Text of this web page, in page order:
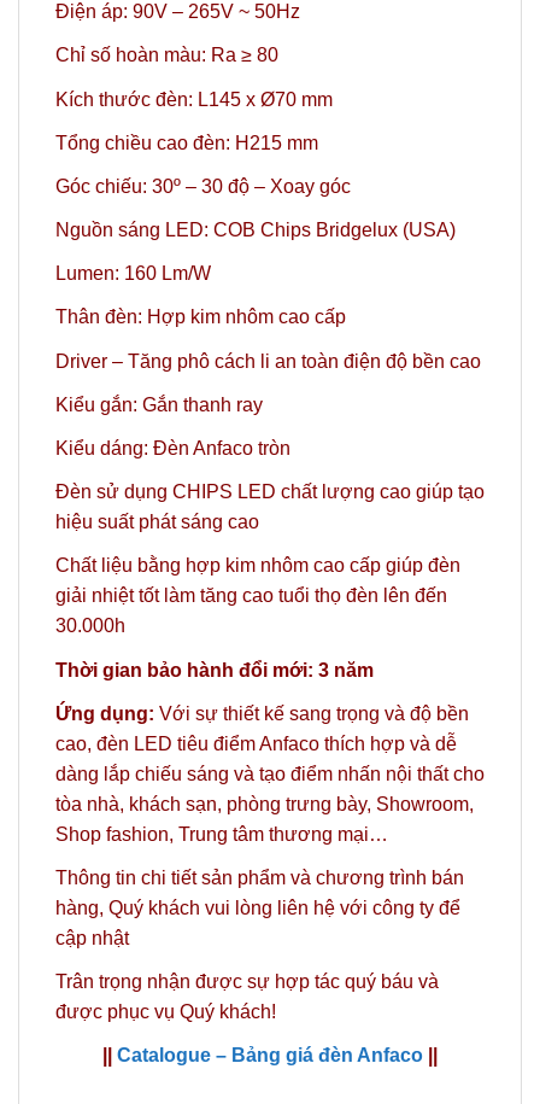
Điện áp: 90V – 265V ~ 50Hz
Chỉ số hoàn màu: Ra ≥ 80
Kích thước đèn: L145 x Ø70 mm
Tổng chiều cao đèn: H215 mm
Góc chiếu: 30º – 30 độ – Xoay góc
Nguồn sáng LED: COB Chips Bridgelux (USA)
Lumen: 160 Lm/W
Thân đèn: Hợp kim nhôm cao cấp
Driver – Tăng phô cách li an toàn điện độ bền cao
Kiểu gắn: Gắn thanh ray
Kiểu dáng: Đèn Anfaco tròn
Đèn sử dụng CHIPS LED chất lượng cao giúp tạo
hiệu suất phát sáng cao
Chất liệu bằng hợp kim nhôm cao cấp giúp đèn
giải nhiệt tốt làm tăng cao tuổi thọ đèn lên đến
30.000h
Thời gian bảo hành đổi mới: 3 năm
Ứng dụng: Với sự thiết kế sang trọng và độ bền
cao, đèn LED tiêu điểm Anfaco thích hợp và dễ
dàng lắp chiếu sáng và tạo điểm nhấn nội thất cho
tòa nhà, khách sạn, phòng trưng bày, Showroom,
Shop fashion, Trung tâm thương mại…
Thông tin chi tiết sản phẩm và chương trình bán
hàng, Quý khách vui lòng liên hệ với công ty để
cập nhật
Trân trọng nhận được sự hợp tác quý báu và
được phục vụ Quý khách!
Catalogue – Bảng giá đèn Anfaco